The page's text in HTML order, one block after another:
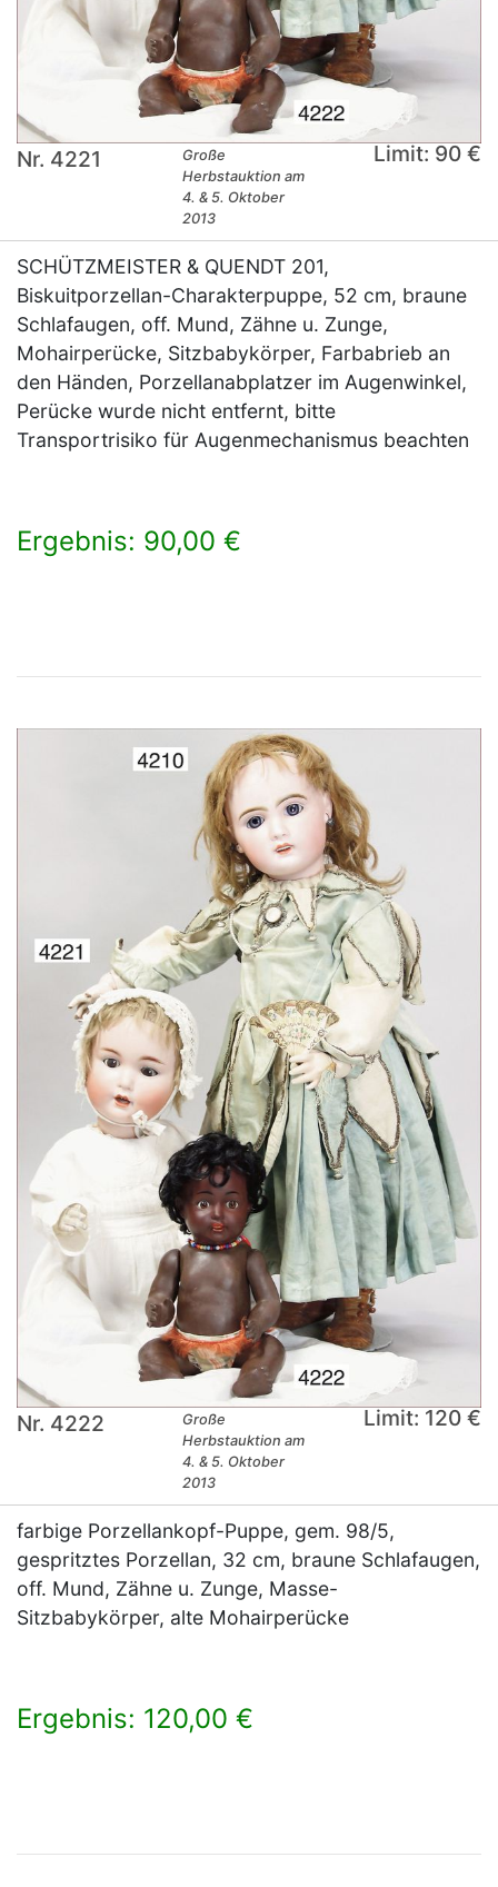
Nr. 4221
Große
Herbstauktion am
4. & 5. Oktober
2013
Limit: 90 €
SCHÜTZMEISTER & QUENDT 201,
Biskuitporzellan-Charakterpuppe, 52 cm, braune
Schlafaugen, off. Mund, Zähne u. Zunge,
Mohairperücke, Sitzbabykörper, Farbabrieb an
den Händen, Porzellanabplatzer im Augenwinkel,
Perücke wurde nicht entfernt, bitte
Transportrisiko für Augenmechanismus beachten
Ergebnis: 90,00 €
Nr. 4222
Große
Herbstauktion am
4. & 5. Oktober
2013
Limit: 120 €
farbige Porzellankopf-Puppe, gem. 98/5,
gespritztes Porzellan, 32 cm, braune Schlafaugen,
off. Mund, Zähne u. Zunge, Masse-
Sitzbabykörper, alte Mohairperücke
Ergebnis: 120,00 €